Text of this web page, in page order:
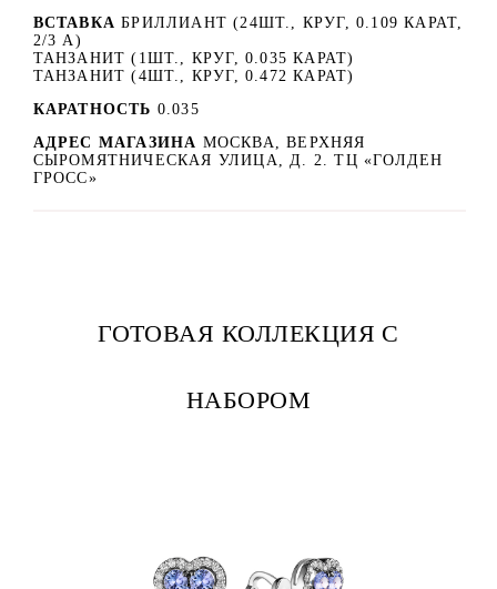
ВСТАВКА БРИЛЛИАНТ (24ШТ., КРУГ, 0.109 КАРАТ,
2/3 А)
ТАНЗАНИТ (1ШТ., КРУГ, 0.035 КАРАТ)
ТАНЗАНИТ (4ШТ., КРУГ, 0.472 КАРАТ)
КАРАТНОСТЬ 0.035
АДРЕС МАГАЗИНА МОСКВА, ВЕРХНЯЯ
СЫРОМЯТНИЧЕСКАЯ УЛИЦА, Д. 2. ТЦ «ГОЛДЕН
ГРОСС»
ГОТОВАЯ КОЛЛЕКЦИЯ С
НАБОРОМ